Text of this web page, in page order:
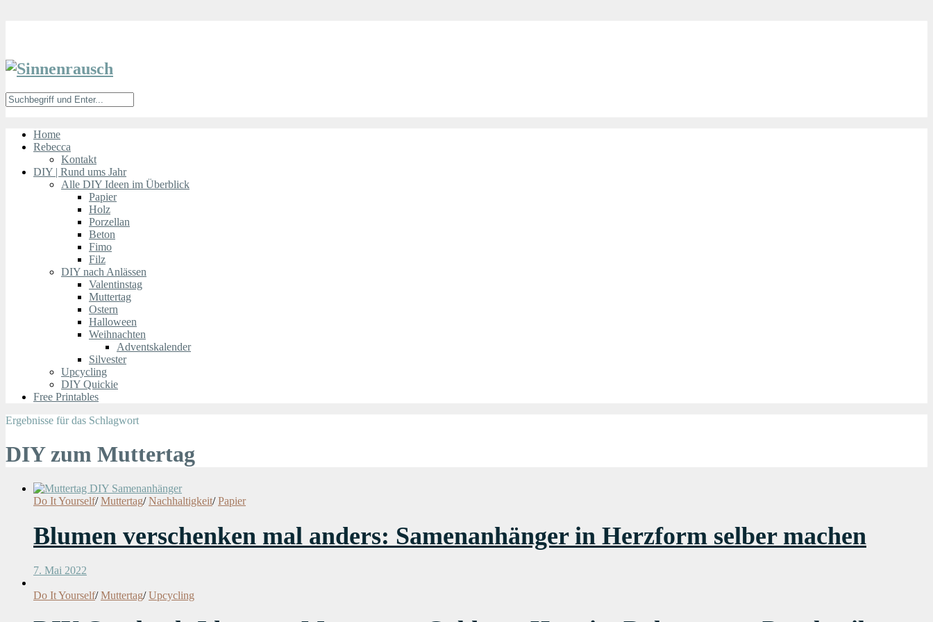
Home
Rebecca
Kontakt
DIY | Rund ums Jahr
Alle DIY Ideen im Überblick
Papier
Holz
Porzellan
Beton
Fimo
Filz
DIY nach Anlässen
Valentinstag
Muttertag
Ostern
Halloween
Weihnachten
Adventskalender
Silvester
Upcycling
DIY Quickie
Free Printables
Ergebnisse für das Schlagwort
DIY zum Muttertag
Do It Yourself/ Muttertag/ Nachhaltigkeit/ Papier
Blumen verschenken mal anders: Samenanhänger in Herzform selber machen
7. Mai 2022
Do It Yourself/ Muttertag/ Upcycling